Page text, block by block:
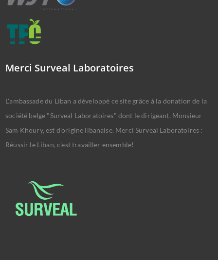
Merci Surveal Laboratoires
L'ambassade du Liban a développé ce site grâce à la donation de la
société belge "Surveal Laboratoires" dont le dirigeant, Monsieur
Sam Khoury, est d'origine libanaise. Merci Surveal Laboratoires :
Réussir le Liban, c'est travailler ensemble!